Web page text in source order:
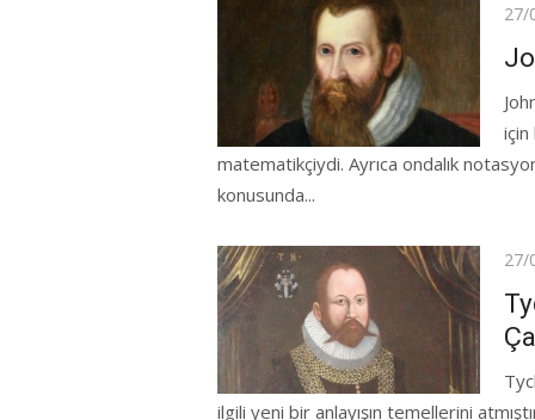
27/
için
matematikçiydi. Ayrıca ondalık
konusunda...
27/
ilgili yeni bir anlayışın temellerini